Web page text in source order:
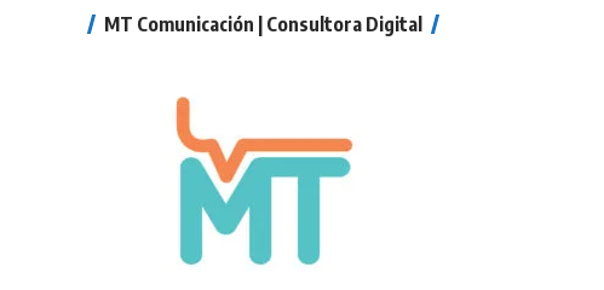
MT Comunicación | Consultora Digital